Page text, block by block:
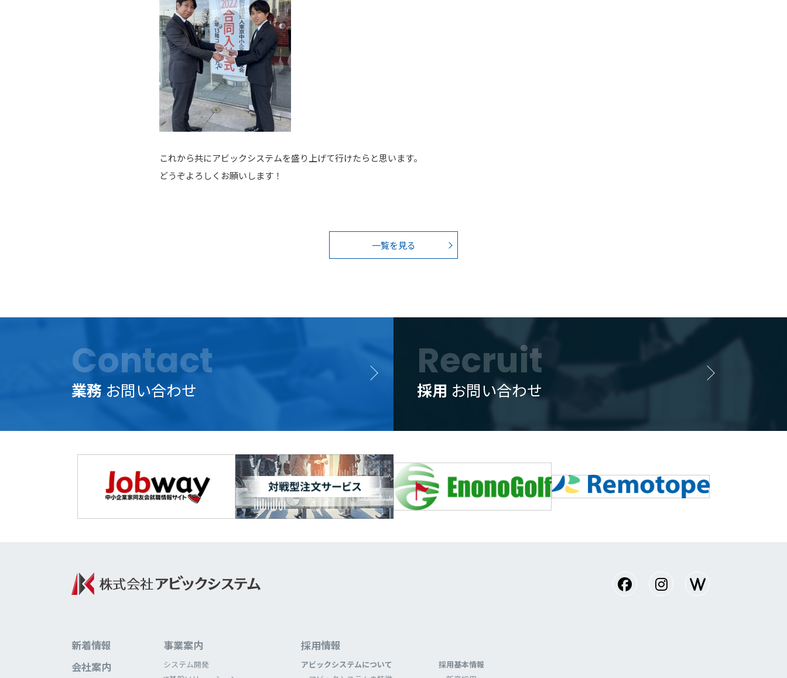
これから共にアビックシステムを盛り上げて行けたらと思います。
どうぞよろしくお願いします！
一覧を見る
Contact
業務 お問い合わせ
Recruit
採用 お問い合わせ
新着情報
会社案内
事業案内
システム開発
採⽤情報
アビックシステムについて
採⽤基本情報